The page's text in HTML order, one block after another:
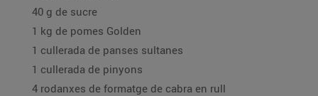
40 g de sucre
1 kg de pomes Golden
1 cullerada de panses sultanes
1 cullerada de pinyons
4 rodanxes de formatge de cabra en rull